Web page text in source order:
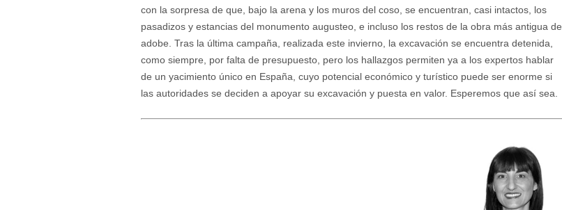
con la sorpresa de que, bajo la arena y los muros del coso, se encuentran, casi intactos, los
pasadizos y estancias del monumento augusteo, e incluso los restos de la obra más antigua de
adobe. Tras la última campaña, realizada este invierno, la excavación se encuentra detenida,
como siempre, por falta de presupuesto, pero los hallazgos permiten ya a los expertos hablar
de un yacimiento único en España, cuyo potencial económico y turístico puede ser enorme si
las autoridades se deciden a apoyar su excavación y puesta en valor. Esperemos que así sea.